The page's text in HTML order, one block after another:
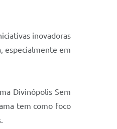
inovadoras
especialmente em
Divinópolis Sem
tem como foco